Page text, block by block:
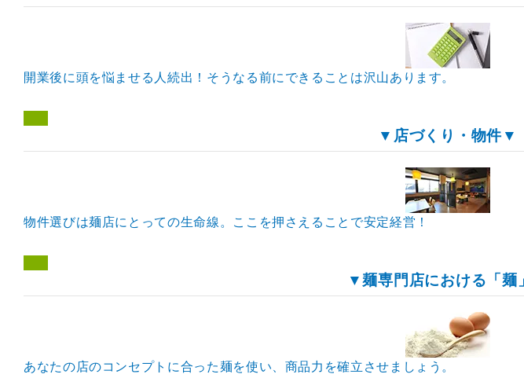
開業後に頭を悩ませる人続出！そうなる前にできることは沢山あります。
▼店づくり・物件▼
物件選びは麺店にとっての生命線。ここを押さえることで安定経営！
▼麺専門店における「麺
あなたの店のコンセプトに合った麺を使い、商品力を確立させましょう。